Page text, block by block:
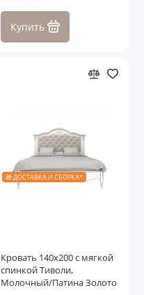
Купить
🎁 ДОСТАВКА И СБОРКА*
Кровать 140x200 с мягкой
спинкой Тиволи,
Молочный/Патина Золото